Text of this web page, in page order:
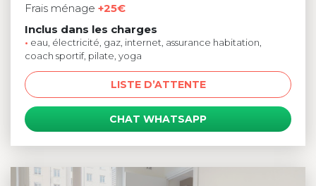
Frais ménage +25€
Inclus dans les charges
• eau, électricité, gaz, internet, assurance habitation,
coach sportif, pilate, yoga
LISTE D’ATTENTE
CHAT WHATSAPP